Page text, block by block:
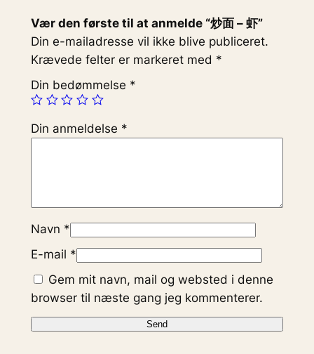
Vær den første til at anmelde “炒面 – 虾”
Din e-mailadresse vil ikke blive publiceret.
Krævede felter er markeret med *
Din bedømmelse *
Din anmeldelse *
Navn *
E-mail *
Gem mit navn, mail og websted i denne
browser til næste gang jeg kommenterer.